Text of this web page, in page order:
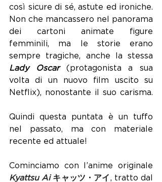
così sicure di sé, astute ed ironiche.
Non che mancassero nel panorama
dei cartoni animate figure
femminili, ma le storie erano
Lady Oscar (protagonista a sua
volta di un nuovo film uscito su
Netflix), nonostante il suo carisma.
Quindi questa puntata è un tuffo
nel passato, ma con materiale
recente ed attuale!
Kyattsu Ai キャッツ・アイ, tratto dal